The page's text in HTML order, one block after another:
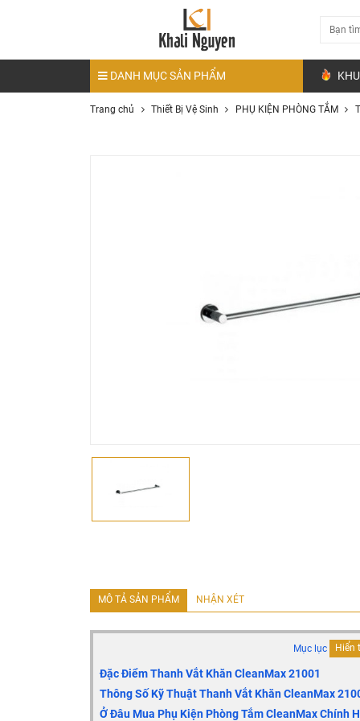
DANH MỤC SẢN PHẨM
Trang chủ Thiết Bị Vệ Sinh PHỤ KIỆN PHÒNG TẮM
MÔ TẢ SẢN PHẨM NHẬN XÉT
Mục lục Hiển
Đặc Điểm Thanh Vắt Khăn CleanMax 21001
Thông Số Kỹ Thuật Thanh Vắt Khăn CleanMax
Ở Đâu Mua Phụ Kiện Phòng Tắm CleanMax Chính